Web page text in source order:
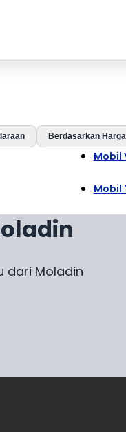
Berdasarkan Harga
Mobil
Mobil
dari Moladin